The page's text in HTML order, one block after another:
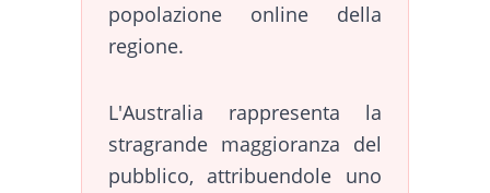
popolazione online della
regione.
L'Australia rappresenta la
stragrande maggioranza del
pubblico, attribuendole uno